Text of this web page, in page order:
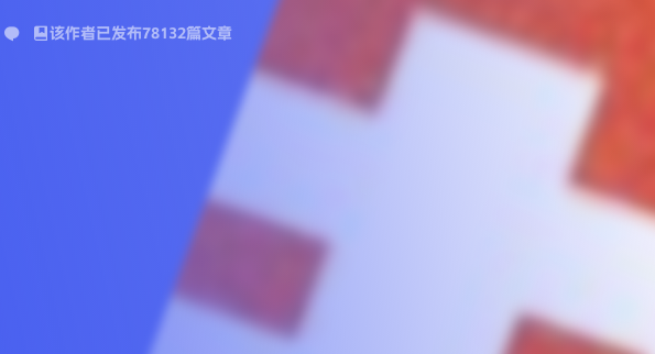
该作者已发布78132篇文章